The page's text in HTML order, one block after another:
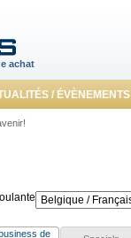
achat
/ ÉVÈNEMENTS
de